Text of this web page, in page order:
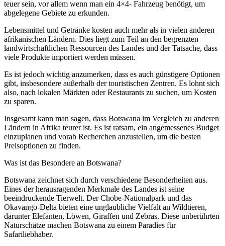
teuer sein, vor allem wenn man ein 4×4- Fahrzeug benötigt, um
abgelegene Gebiete zu erkunden.
Lebensmittel und Getränke kosten auch mehr als in vielen anderen
afrikanischen Ländern. Dies liegt zum Teil an den begrenzten
landwirtschaftlichen Ressourcen des Landes und der Tatsache, dass
viele Produkte importiert werden müssen.
Es ist jedoch wichtig anzumerken, dass es auch günstigere Optionen
gibt, insbesondere außerhalb der touristischen Zentren. Es lohnt sich
also, nach lokalen Märkten oder Restaurants zu suchen, um Kosten
zu sparen.
Insgesamt kann man sagen, dass Botswana im Vergleich zu anderen
Ländern in Afrika teurer ist. Es ist ratsam, ein angemessenes Budget
einzuplanen und vorab Recherchen anzustellen, um die besten
Preisoptionen zu finden.
Was ist das Besondere an Botswana?
Botswana zeichnet sich durch verschiedene Besonderheiten aus.
Eines der herausragenden Merkmale des Landes ist seine
beeindruckende Tierwelt. Der Chobe-Nationalpark und das
Okavango-Delta bieten eine unglaubliche Vielfalt an Wildtieren,
darunter Elefanten, Löwen, Giraffen und Zebras. Diese unberührten
Naturschätze machen Botswana zu einem Paradies für
Safariliebhaber.